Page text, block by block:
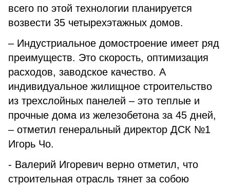
всего по этой технологии планируется
возвести 35 четырехэтажных домов.
– Индустриальное домостроение имеет ряд
преимуществ. Это скорость, оптимизация
расходов, заводское качество. А
индивидуальное жилищное строительство
из трехслойных панелей – это теплые и
прочные дома из железобетона за 45 дней,
– отметил генеральный директор ДСК №1
Игорь Чо.
- Валерий Игоревич верно отметил, что
строительная отрасль тянет за собою